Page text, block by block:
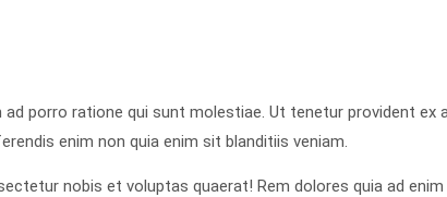
porro ratione qui sunt molestiae. Ut tenetur provident
enim non quia enim sit blanditiis veniam.
nobis et voluptas quaerat! Rem dolores quia ad